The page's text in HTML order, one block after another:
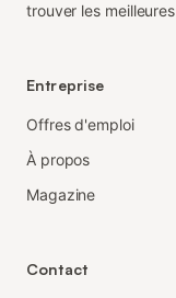
trouver les
Entreprise
Offres d'emploi
À propos
Magazine
Contact